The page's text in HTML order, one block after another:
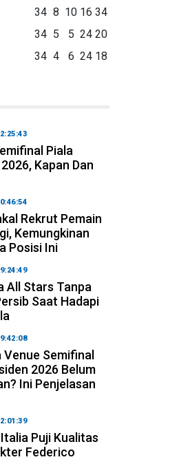
34 8 10 16 34
34 5 5 24 20
34 4 6 24 18
Piala
Kapan Dan
Rekrut Pemain
Kemungkinan
Posisi Ini
All Stars Tanpa
Saat Hadapi
Venue Semifinal
2026 Belum
Ini Penjelasan
Puji Kualitas
Federico